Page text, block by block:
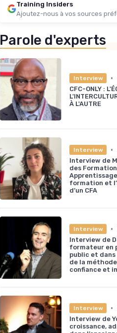
Training Insiders
Ajoutez-nous à vos sources
Parole d'experts
Interview •
CFC-ONLY :
À L'AUTRE
Interview •
Interview de
des
formation et
d’un CFA
Interview •
Interview de
formateur en
public et
de la méthode
confiance et
Interview •
Interview de
croissance,